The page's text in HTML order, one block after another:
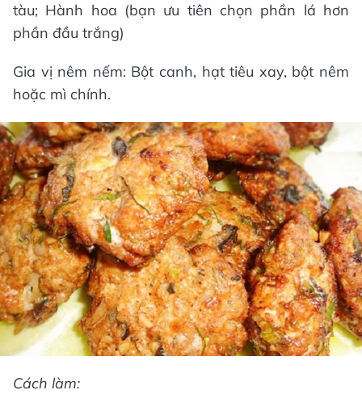
tàu; Hành hoa (bạn ưu tiên chọn phần lá hơn
phần đầu trắng)
Gia vị nêm nếm: Bột canh, hạt tiêu xay, bột nêm
hoặc mì chính.
Cách làm: